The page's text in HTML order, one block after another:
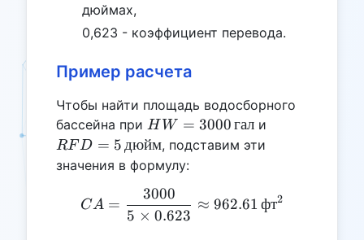
дюймах,
0,623 - коэффициент перевода.
Пример расчета
Чтобы найти площадь водосборного
бассейна при HW =
3000 \,
\text{гал}
H W = 3000гал и
RF D = 5дюйм, подставим эти
значения в формулу:
CA = \frac{3000}{5
CA =
5 × 0.623
3000
≈ 962.61 фт2